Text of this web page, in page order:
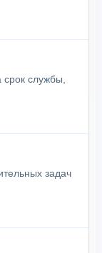
службы,
задач